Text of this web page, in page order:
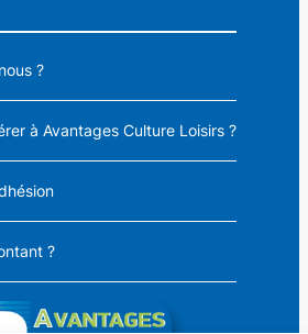
?
à Avantages Culture Loisirs ?
?